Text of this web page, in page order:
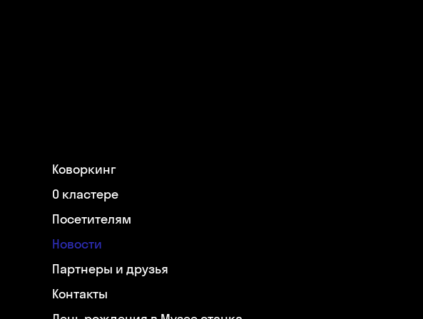
Коворкинг
О кластере
Посетителям
Новости
Партнеры и друзья
Контакты